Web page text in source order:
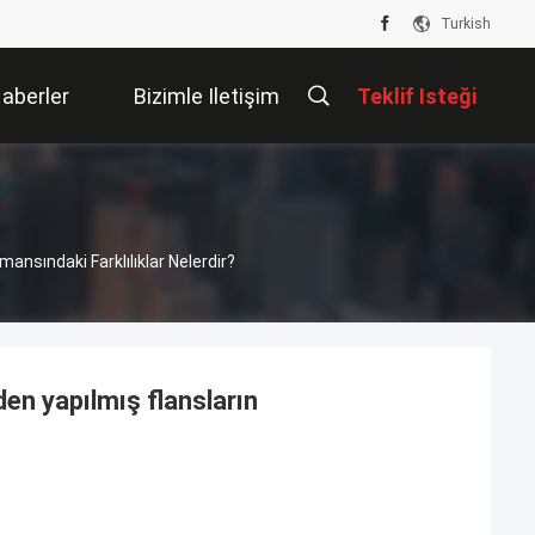
Turkish
Bizimle Iletişim Teklif Isteği
Farklılıklar Nelerdir?
yapılmış flansların